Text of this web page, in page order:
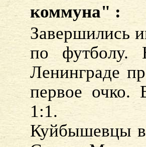
коммуна" :
Завершились
по футболу.
Ленинграде
первое очко.
1:1.
Куйбышевцы